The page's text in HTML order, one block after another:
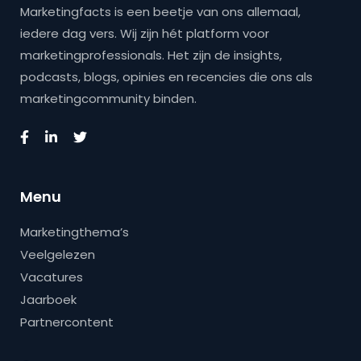
Marketingfacts is een beetje van ons allemaal,
iedere dag vers. Wij zijn hét platform voor
marketingprofessionals. Het zijn de insights,
podcasts, blogs, opinies en recencies die ons als
marketingcommunity binden.
Menu
Marketingthema’s
Veelgelezen
Vacatures
Jaarboek
Partnercontent